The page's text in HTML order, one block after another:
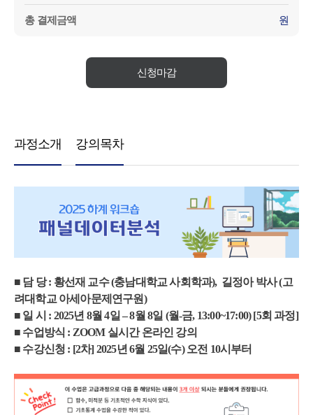
총 결제금액 원
신청마감
과정소개 강의목차
■ 담 당 : 황선재 교수 (충남대학교 사회학과), 길정아 박사 (고
려대학교 아세아문제연구원)
■ 일 시 : 2025년 8월 4일 – 8월 8일 (월-금, 13:00~17:00) [5회 과정]
■ 수업방식 : ZOOM 실시간 온라인 강의
■ 수강신청 : [2차] 2025년 6월 25일(수) 오전 10시부터